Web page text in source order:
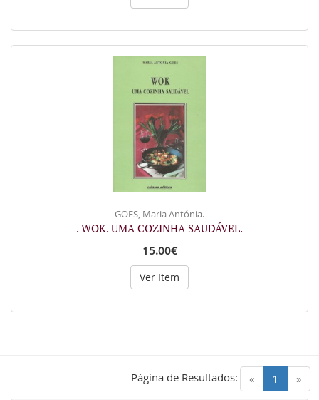
GOES, Maria Antónia.
. WOK. UMA COZINHA SAUDÁVEL.
15.00€
Ver Item
« 1 (current)
»
Página de Resultados: